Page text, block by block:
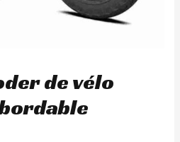
de vélo